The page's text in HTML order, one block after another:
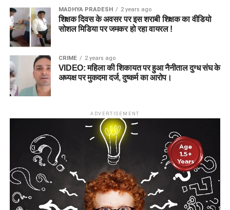
MADHYA PRADESH 2 years ago
शिक्षक दिवस के अवसर पर इस शराबी शिक्षक का वीडियो
सोशल मिडिया पर जमकर हो रहा वायरल !
CRIME 2 years ago
VIDEO: महिला की शिकायत पर हुआ नैनीताल दुग्ध संघ के
अध्यक्ष पर मुकदमा दर्ज, दुष्कर्म का आरोप।
ADVERTISEMENT